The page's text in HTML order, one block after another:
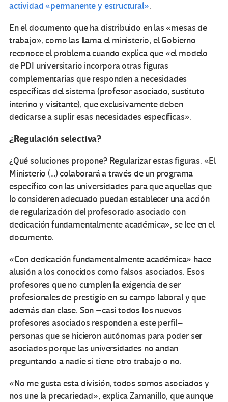
actividad «permanente y estructural».
En el documento que ha distribuido en las «mesas de
trabajo», como las llama el ministerio, el Gobierno
reconoce el problema cuando explica que «el modelo
de PDI universitario incorpora otras figuras
complementarias que responden a necesidades
específicas del sistema (profesor asociado, sustituto
interino y visitante), que exclusivamente deben
dedicarse a suplir esas necesidades específicas».
¿Regulación selectiva?
¿Qué soluciones propone? Regularizar estas figuras. «El
Ministerio (…) colaborará a través de un programa
específico con las universidades para que aquellas que
lo consideren adecuado puedan establecer una acción
de regularización del profesorado asociado con
dedicación fundamentalmente académica», se lee en el
documento.
«Con dedicación fundamentalmente académica» hace
alusión a los conocidos como falsos asociados. Esos
profesores que no cumplen la exigencia de ser
profesionales de prestigio en su campo laboral y que
además dan clase. Son –casi todos los nuevos
profesores asociados responden a este perfil–
personas que se hicieron autónomas para poder ser
asociados porque las universidades no andan
preguntando a nadie si tiene otro trabajo o no.
«No me gusta esta división, todos somos asociados y
nos une la precariedad», explica Zamanillo, que aunque